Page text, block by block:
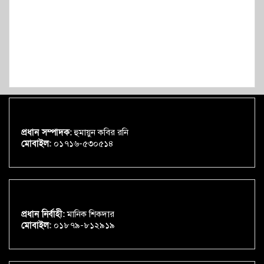
প্রধান সম্পাদক:হুমায়ুন কবির রনি
মোবাইল: ০১৭১৬-৫৩০৫১৪
প্রধান নির্বাহী:মানিক শিকদার
মোবাইল: ০১৮৭৯-৮১২৯১৯